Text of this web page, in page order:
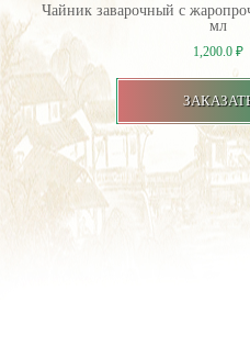
Чайник заварочный с
мл
1,200.0₽